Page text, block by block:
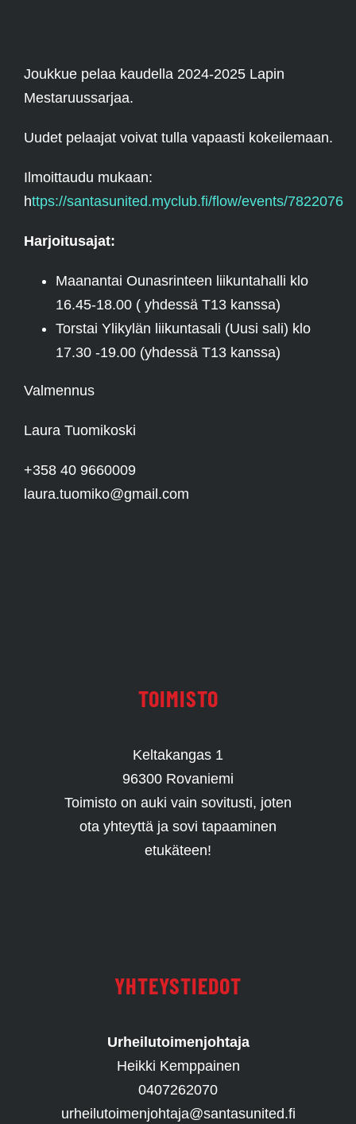
Joukkue pelaa kaudella 2024-2025 Lapin
Mestaruussarjaa.
Uudet pelaajat voivat tulla vapaasti kokeilemaan.
Ilmoittaudu mukaan:
https://santasunited.myclub.fi/flow/events/7822076
Harjoitusajat:
Maanantai Ounasrinteen liikuntahalli klo
16.45-18.00 ( yhdessä T13 kanssa)
Torstai Ylikylän liikuntasali (Uusi sali) klo
17.30 -19.00 (yhdessä T13 kanssa)
Valmennus
Laura Tuomikoski
+358 40 9660009
laura.tuomiko@gmail.com
TOIMISTO
Keltakangas 1
96300 Rovaniemi
Toimisto on auki vain sovitusti, joten
ota yhteyttä ja sovi tapaaminen
etukäteen!
YHTEYSTIEDOT
Urheilutoimenjohtaja
Heikki Kemppainen
0407262070
urheilutoimenjohtaja@santasunited.fi